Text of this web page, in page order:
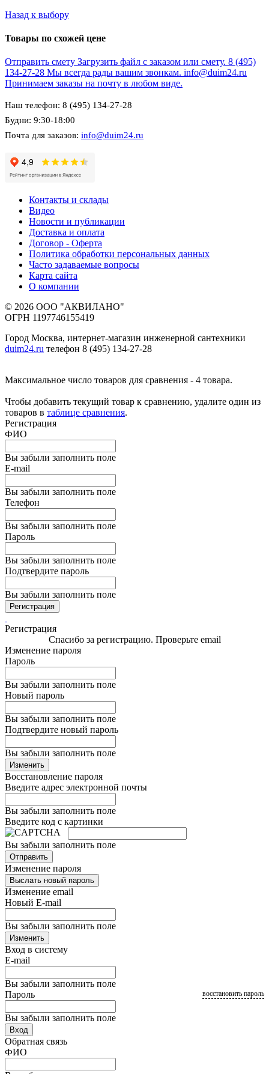
Назад к выбору
Товары по схожей цене
Отправить смету Загрузить файл с заказом или смету. 8 (495)
134-27-28 Мы всегда рады вашим звонкам. info@duim24.ru
Принимаем заказы на почту в любом виде.
Наш телефон: 8 (495) 134-27-28
Будни: 9:30-18:00
Почта для заказов: info@duim24.ru
Контакты и склады
Видео
Новости и публикации
Доставка и оплата
Договор - Оферта
Политика обработки персональных данных
Часто задаваемые вопросы
Карта сайта
О компании
© 2026 ООО "АКВИЛАНО"
ОГРН 1197746155419
Город Москва, интернет-магазин инженерной сантехники
duim24.ru телефон 8 (495) 134-27-28
Максимальное число товаров для сравнения - 4 товара.
Чтобы добавить текущий товар к сравнению, удалите один из
товаров в таблице сравнения.
Регистрация
ФИО
Вы забыли заполнить поле
E-mail
Вы забыли заполнить поле
Телефон
Вы забыли заполнить поле
Пароль
Вы забыли заполнить поле
Подтвердите пароль
Вы забыли заполнить поле
Регистрация
Регистрация
Спасибо за регистрацию. Проверьте email
Изменение пароля
Пароль
Вы забыли заполнить поле
Новый пароль
Вы забыли заполнить поле
Подтвердите новый пароль
Вы забыли заполнить поле
Изменить
Восстановление пароля
Введите адрес электронной почты
Вы забыли заполнить поле
Введите код с картинки
Вы забыли заполнить поле
Отправить
Изменение пароля
Выслать новый пароль
Изменение email
Новый E-mail
Вы забыли заполнить поле
Изменить
Вход в систему
E-mail
Вы забыли заполнить поле
Пароль
Вы забыли заполнить поле
восстановить пароль
Вход
Обратная связь
ФИО